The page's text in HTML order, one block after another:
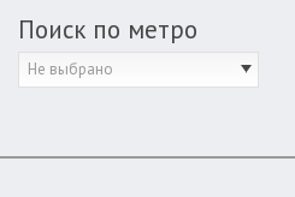
Поиск по метро
Не выбрано